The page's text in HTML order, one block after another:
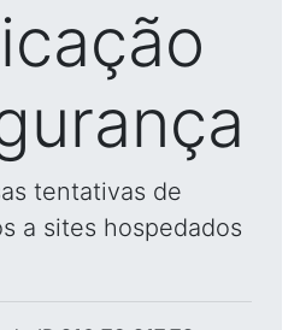
tentativas de
a sites hospedados